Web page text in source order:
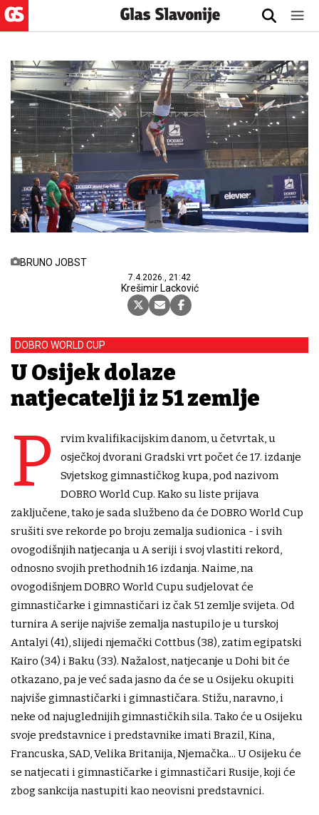
BRUNO JOBST
7.4.2026., 21:42
Krešimir Lacković
DOBRO WORLD CUP
U Osijek dolaze
natjecatelji iz 51 zemlje
P
rvim kvalifikacijskim danom, u četvrtak, u
osječkoj dvorani Gradski vrt počet će 17. izdanje
Svjetskog gimnastičkog kupa, pod nazivom
DOBRO World Cup. Kako su liste prijava
zaključene, tako je sada službeno da će DOBRO World Cup
srušiti sve rekorde po broju zemalja sudionica - i svih
ovogodišnjih natjecanja u A seriji i svoj vlastiti rekord,
odnosno svojih prethodnih 16 izdanja. Naime, na
ovogodišnjem DOBRO World Cupu sudjelovat će
gimnastičarke i gimnastičari iz čak 51 zemlje svijeta. Od
turnira A serije najviše zemalja nastupilo je u turskoj
Antalyi (41), slijedi njemački Cottbus (38), zatim egipatski
Kairo (34) i Baku (33). Nažalost, natjecanje u Dohi bit će
otkazano, pa je već sada jasno da će se u Osijeku okupiti
najviše gimnastičarki i gimnastičara. Stižu, naravno, i
neke od najuglednijih gimnastičkih sila. Tako će u Osijeku
svoje predstavnice i predstavnike imati Brazil, Kina,
Francuska, SAD, Velika Britanija, Njemačka... U Osijeku će
se natjecati i gimnastičarke i gimnastičari Rusije, koji će
zbog sankcija nastupiti kao neovisni predstavnici.